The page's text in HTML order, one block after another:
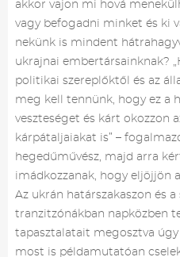
akkor vajon mi hová
vagy befogadni minket és ki
nekünk is mindent
ukrajnai embertársainknak?
politikai szereplőktől és az
meg kell tennünk, hogy ez a
veszteséget és kárt okozzon
kárpátaljaiakat is” –
hegedűművész, majd arra
imádkozzanak, hogy eljöjjön
Az ukrán határszakaszon és
tranzitzónákban napközben
tapasztalatait megosztva
most is példamutatóan